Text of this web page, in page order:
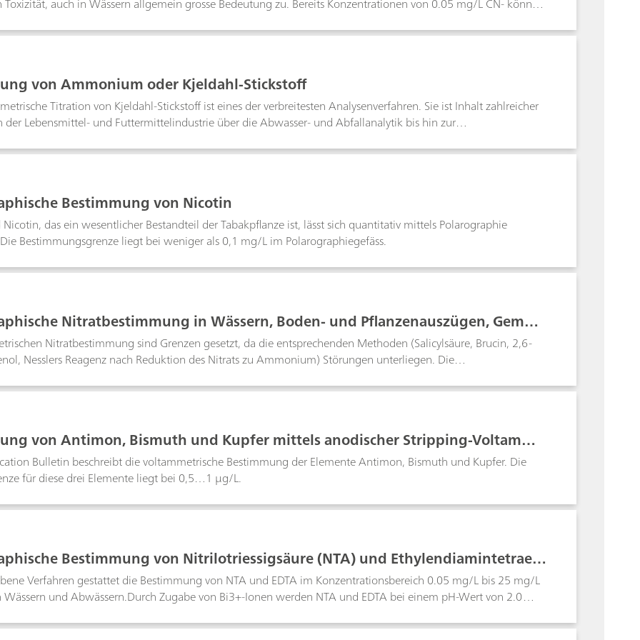
Titration beschrieben.Chemische Reaktionen:2 CN- + Ag+ → [Ag(CN)2]-[Ag(CN)2]- + Ag+ → 2 AgCN
von Ammonium oder Kjeldahl-Stickstoff
Titration von Kjeldahl-Stickstoff ist eines der verbreitesten Analysenverfahren. Sie ist Inhalt zahlreicher
der Lebensmittel- und Futtermittelindustrie über die Abwasser- und Abfallanalytik bis hin zur
Das gebildete Ammoniumsulfat wird in alkalischer Lösung als Ammoniak abdestilliert, in einer
nach Destillation der Aufschlusslösung, bevor Möglichkeiten der coulometrischen Titration (ohne
werden.
Bestimmung von Nicotin
das ein wesentlicher Bestandteil der Tabakpflanze ist, lässt sich quantitativ mittels Polarographie
Bestimmungsgrenze liegt bei weniger als 0,1 mg/L im Polarographiegefäss.
Nitratbestimmung in Wässern, Boden- und Pflanzenauszügen, Gemüs
und Wurstwaren, Düngemitteln, Jauche usw.
Nitratbestimmung sind Grenzen gesetzt, da die entsprechenden Methoden (Salicylsäure, Brucin, 2,6-
Nesslers Reagenz nach Reduktion des Nitrats zu Ammonium) Störungen unterliegen. Die
grösserer Mengen Chlorid oder organischer Verbindungen mit Carboxylgruppen. Mit der polarographischen
damit genaue Resultate erhalten werden. Die Bestimmungsgrenze ist matrixabhängig und beträgt ca. 1
von Antimon, Bismuth und Kupfer mittels anodischer Stripping-Voltamme
Bulletin beschreibt die voltammetrische Bestimmung der Elemente Antimon, Bismuth und Kupfer. Die
für diese drei Elemente liegt bei 0,5…1 µg/L.
Bestimmung von Nitrilotriessigsäure (NTA) und Ethylendiamintetraess
gemäss DIN 38413 Teil 5
Verfahren gestattet die Bestimmung von NTA und EDTA im Konzentrationsbereich 0.05 mg/L bis 25 mg/L
und Abwässern.Durch Zugabe von Bi3+-Ionen werden NTA und EDTA bei einem pH-Wert von 2.0
nebeneinander mittels DP-Polarographie bestimmt werden. Die störenden Anionen Nitrit, Sulfit und Sulfid